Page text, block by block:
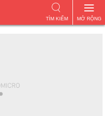
MỞ RỘNG
TÌM KIẾM